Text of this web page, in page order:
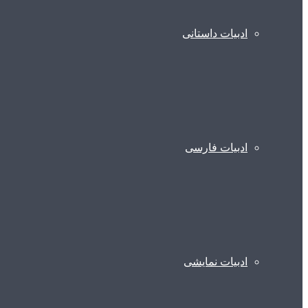
ادبیات داستانی
ادبیات فارسی
ادبیات نمایشی